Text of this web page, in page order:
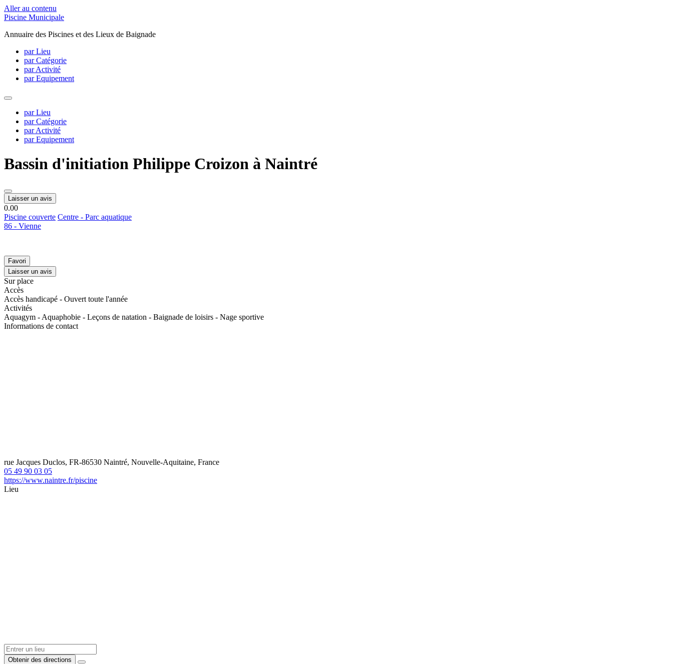
Aller au contenu
Piscine Municipale
Annuaire des Piscines et des Lieux de Baignade
par Lieu
par Catégorie
par Activité
par Equipement
par Lieu
par Catégorie
par Activité
par Equipement
Bassin d'initiation Philippe Croizon à Naintré
Laisser un avis
0.00
Piscine couverte Centre - Parc aquatique
86 - Vienne
Favori
Laisser un avis
Sur place
Accès
Accès handicapé - Ouvert toute l'année
Activités
Aquagym - Aquaphobie - Leçons de natation - Baignade de loisirs - Nage sportive
Informations de contact
rue Jacques Duclos, FR-86530 Naintré, Nouvelle-Aquitaine, France
05 49 90 03 05
https://www.naintre.fr/piscine
Lieu
Obtenir des directions